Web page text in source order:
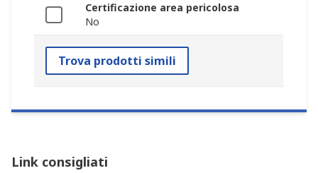
Certificazione area pericolosa
No
Trova prodotti simili
Link consigliati